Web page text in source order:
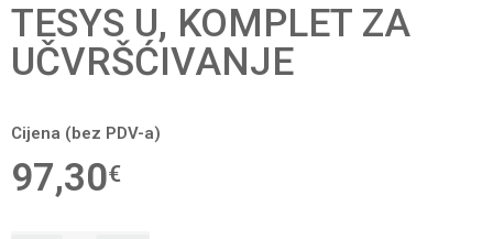
TESYS U, KOMPLET ZA
UČVRŠĆIVANJE
Cijena (bez PDV-a)
97,30€